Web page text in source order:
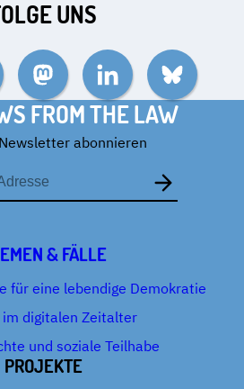
UNS
MastodonLinkedIn Bluesky
FROM THE LAW
abonnieren
& FÄLLE
für eine lebendige Demokratie
digitalen Zeitalter
und soziale Teilhabe
PROJEKTE